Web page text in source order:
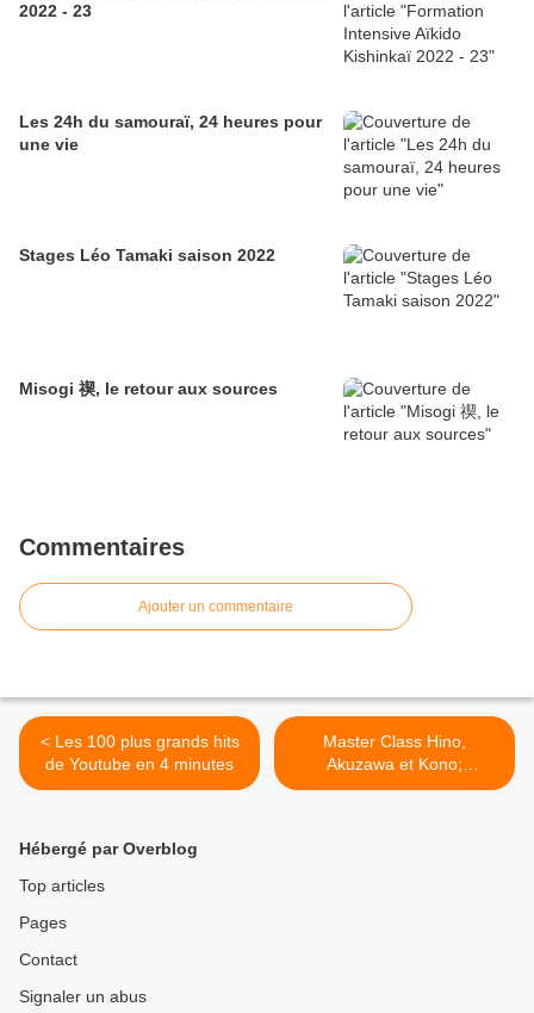
2022 - 23
Les 24h du samouraï, 24 heures pour
une vie
Stages Léo Tamaki saison 2022
Misogi 禊, le retour aux sources
Commentaires
Ajouter un commentaire
< Les 100 plus grands hits
de Youtube en 4 minutes
Master Class Hino,
Akuzawa et Kono;
démo/conférence Kuroda
Hébergé par Overblog
Top articles
Pages
Contact
Signaler un abus